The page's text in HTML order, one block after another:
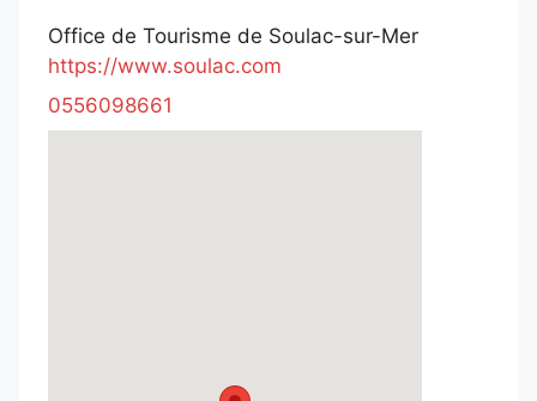
Office de Tourisme de Soulac-sur-Mer
https://www.soulac.com
0556098661